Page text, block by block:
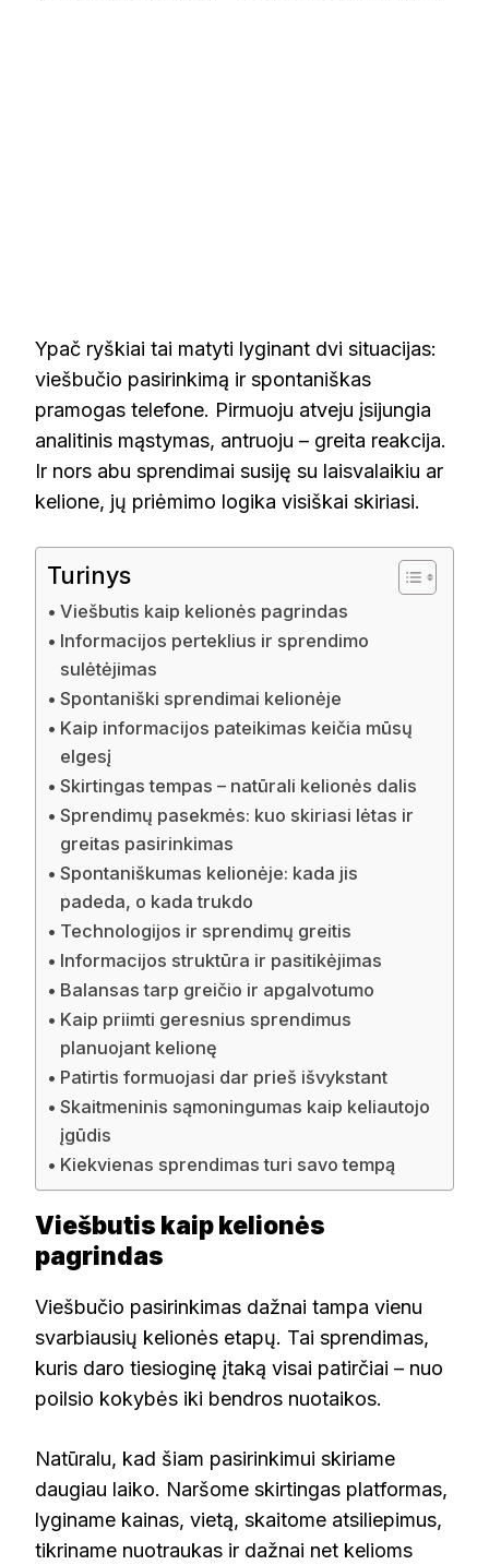
Ypač ryškiai tai matyti lyginant dvi situacijas:
viešbučio pasirinkimą ir spontaniškas
pramogas telefone. Pirmuoju atveju įsijungia
analitinis mąstymas, antruoju – greita reakcija.
Ir nors abu sprendimai susiję su laisvalaikiu ar
kelione, jų priėmimo logika visiškai skiriasi.
Turinys
Viešbutis kaip kelionės pagrindas
Informacijos perteklius ir sprendimo
sulėtėjimas
Spontaniški sprendimai kelionėje
Kaip informacijos pateikimas keičia mūsų
elgesį
Skirtingas tempas – natūrali kelionės dalis
Sprendimų pasekmės: kuo skiriasi lėtas ir
greitas pasirinkimas
Spontaniškumas kelionėje: kada jis
padeda, o kada trukdo
Technologijos ir sprendimų greitis
Informacijos struktūra ir pasitikėjimas
Balansas tarp greičio ir apgalvotumo
Kaip priimti geresnius sprendimus
planuojant kelionę
Patirtis formuojasi dar prieš išvykstant
Skaitmeninis sąmoningumas kaip keliautojo
įgūdis
Kiekvienas sprendimas turi savo tempą
Viešbutis kaip kelionės
pagrindas
Viešbučio pasirinkimas dažnai tampa vienu
svarbiausių kelionės etapų. Tai sprendimas,
kuris daro tiesioginę įtaką visai patirčiai – nuo
poilsio kokybės iki bendros nuotaikos.
Natūralu, kad šiam pasirinkimui skiriame
daugiau laiko. Naršome skirtingas platformas,
lyginame kainas, vietą, skaitome atsiliepimus,
tikriname nuotraukas ir dažnai net kelioms